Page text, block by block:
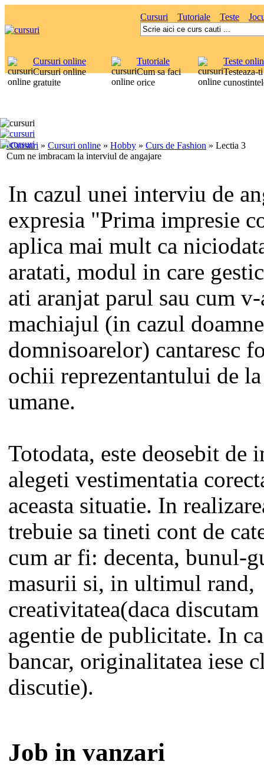
Cursuri Tutoriale Teste
Cursuri online
Cursuri online
gratuite
Tutoriale
Cum sa faci
orice
Teste
Testeaza-ti
eCursuri » Cursuri online » Hobby » Curs de Fashion » Lectia 3
Cum ne imbracam la interviul de angajare
In cazul unei interviu de
expresia "Prima impresie
aplica mai mult ca
aratati, modul in care
ati aranjat parul sau cum
machiajul (in cazul
domnisoarelor) cantaresc
ochii reprezentantului de la
umane.
Totodata, este deosebit de
alegeti vestimentatia
aceasta situatie. In
trebuie sa tineti cont de
cum ar fi: decenta, bunul-
masurii si, in ultimul rand,
creativitatea(daca
agentie de publicitate. In
bancar, originalitatea iese
discutie).
Job in vanzari